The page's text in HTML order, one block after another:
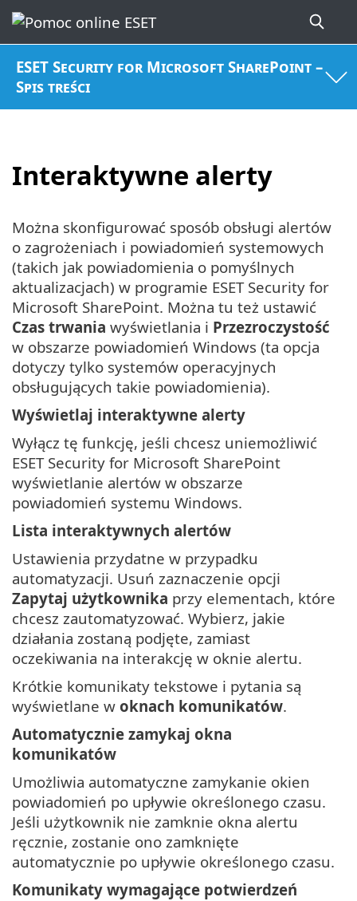
ESET Security for Microsoft SharePoint –
Spis treści
Interaktywne alerty
Można skonfigurować sposób obsługi alertów
o zagrożeniach i powiadomień systemowych
(takich jak powiadomienia o pomyślnych
aktualizacjach) w programie ESET Security for
Microsoft SharePoint. Można tu też ustawić
Czas trwania wyświetlania i Przezroczystość
w obszarze powiadomień Windows (ta opcja
dotyczy tylko systemów operacyjnych
obsługujących takie powiadomienia).
Wyświetlaj interaktywne alerty
Wyłącz tę funkcję, jeśli chcesz uniemożliwić
ESET Security for Microsoft SharePoint
wyświetlanie alertów w obszarze
powiadomień systemu Windows.
Lista interaktywnych alertów
Ustawienia przydatne w przypadku
automatyzacji. Usuń zaznaczenie opcji
Zapytaj użytkownika przy elementach, które
chcesz zautomatyzować. Wybierz, jakie
działania zostaną podjęte, zamiast
oczekiwania na interakcję w oknie alertu.
Krótkie komunikaty tekstowe i pytania są
wyświetlane w oknach komunikatów.
Automatycznie zamykaj okna
komunikatów
Umożliwia automatyczne zamykanie okien
powiadomień po upływie określonego czasu.
Jeśli użytkownik nie zamknie okna alertu
ręcznie, zostanie ono zamknięte
automatycznie po upływie określonego czasu.
Komunikaty wymagające potwierdzeń